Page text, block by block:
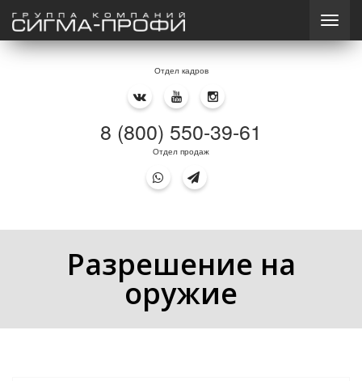
Отдел кадров
8 (800) 550-39-61
Отдел продаж
Разрешение на
оружие